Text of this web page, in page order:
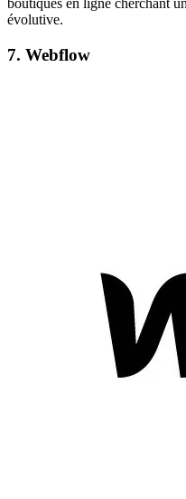
boutiques en ligne cherchant
évolutive.
7. Webflow